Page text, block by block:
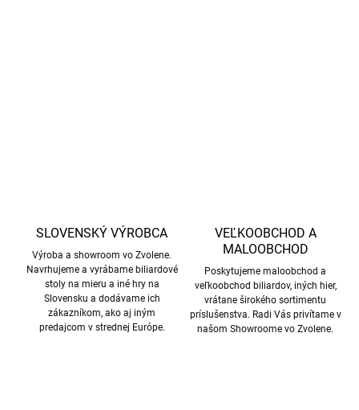
SLOVENSKÝ VÝROBCA
Výroba a showroom vo Zvolene.
Navrhujeme a vyrábame biliardové
stoly na mieru a iné hry na
Slovensku a dodávame ich
zákazníkom, ako aj iným
predajcom v strednej Európe.
VEĽKOOBCHOD A
MALOOBCHOD
Poskytujeme maloobchod a
veľkoobchod biliardov, iných hier,
vrátane širokého sortimentu
príslušenstva. Radi Vás privítame v
našom Showroome vo Zvolene.